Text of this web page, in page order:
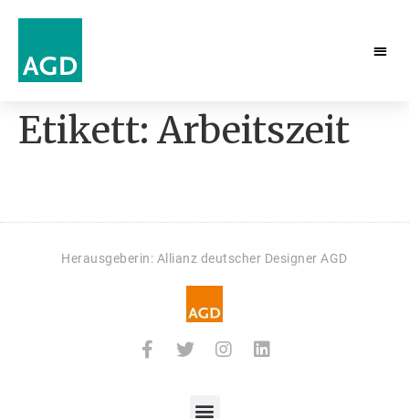
Etikett: Arbeitszeit
Herausgeberin: Allianz deutscher Designer AGD